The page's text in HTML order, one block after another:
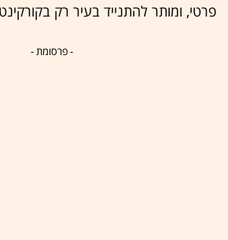
פרטי, ומותר להתנייד בעיר רק
- פרסומת -